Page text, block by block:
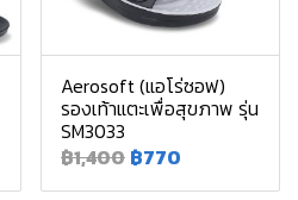
Aerosoft (แอโร่ซอฟ)
รองเท้าแตะเพื่อสุขภาพ รุ่น
SM3033
฿1,400 ฿770